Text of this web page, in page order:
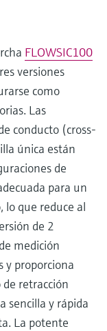
FLOWSIC100
versiones
como
Las
conducto (cross-
única están
de
para un
lo que reduce al
de 2
medición
y proporciona
retracción
sencilla y rápida
La potente